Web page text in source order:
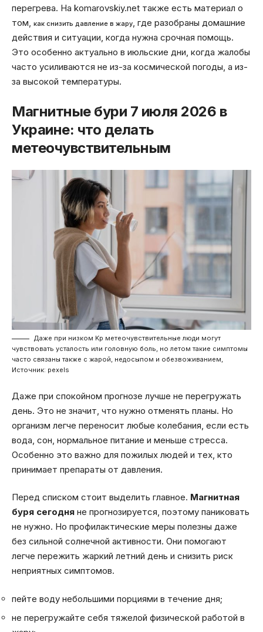
перегрева. На komarovskiy.net также есть материал о
том, как снизить давление в жару, где разобраны домашние
действия и ситуации, когда нужна срочная помощь.
Это особенно актуально в июльские дни, когда жалобы
часто усиливаются не из-за космической погоды, а из-
за высокой температуры.
Магнитные бури 7 июля 2026 в
Украине: что делать
метеочувствительным
Даже при низком Kp метеочувствительные люди могут
чувствовать усталость или головную боль, но летом такие симптомы
часто связаны также с жарой, недосыпом и обезвоживанием,
Источник: pexels
Даже при спокойном прогнозе лучше не перегружать
день. Это не значит, что нужно отменять планы. Но
организм легче переносит любые колебания, если есть
вода, сон, нормальное питание и меньше стресса.
Особенно это важно для пожилых людей и тех, кто
принимает препараты от давления.
Перед списком стоит выделить главное. Магнитная
буря сегодня не прогнозируется, поэтому паниковать
не нужно. Но профилактические меры полезны даже
без сильной солнечной активности. Они помогают
легче пережить жаркий летний день и снизить риск
неприятных симптомов.
пейте воду небольшими порциями в течение дня;
не перегружайте себя тяжелой физической работой в